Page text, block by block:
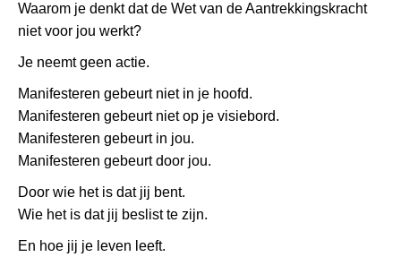
Waarom je denkt dat de Wet van de Aantrekkingskracht
niet voor jou werkt?
Je neemt geen actie.
Manifesteren gebeurt niet in je hoofd.
Manifesteren gebeurt niet op je visiebord.
Manifesteren gebeurt in jou.
Manifesteren gebeurt door jou.
Door wie het is dat jij bent.
Wie het is dat jij beslist te zijn.
En hoe jij je leven leeft.